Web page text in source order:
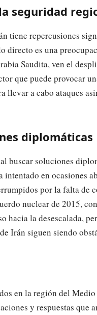
seguridad
tiene repercusiones
es una
Saudita, ven el
que puede provocar
llevar a cabo ataques
diplomáticas
buscar soluciones
en ocasiones
por la falta de
nuclear de 2015,
hacia la desescalada,
Irán siguen siendo
en la región del
y respuestas que